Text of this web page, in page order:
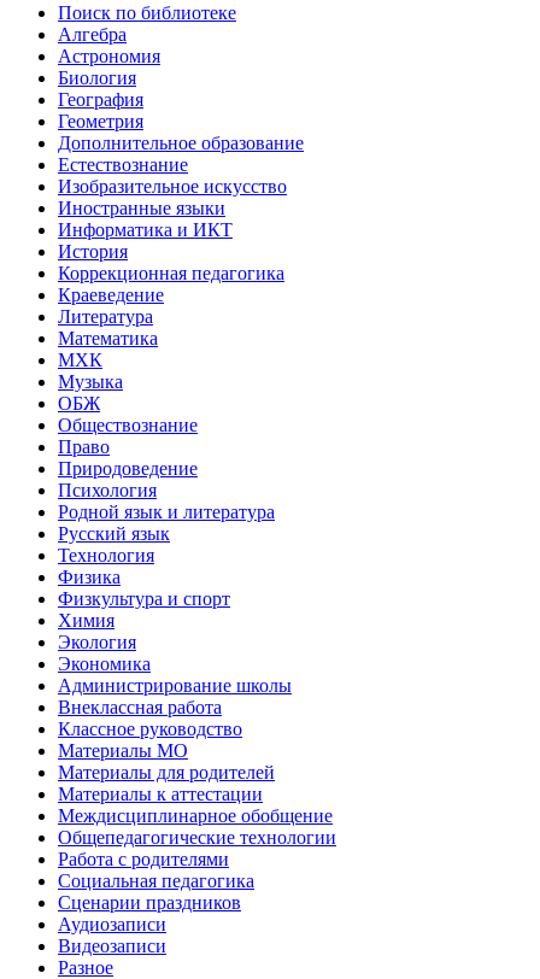
Поиск по библиотеке
Алгебра
Астрономия
Биология
География
Геометрия
Дополнительное образование
Естествознание
Изобразительное искусство
Иностранные языки
Информатика и ИКТ
История
Коррекционная педагогика
Краеведение
Литература
Математика
МХК
Музыка
ОБЖ
Обществознание
Право
Природоведение
Психология
Родной язык и литература
Русский язык
Технология
Физика
Физкультура и спорт
Химия
Экология
Экономика
Администрирование школы
Внеклассная работа
Классное руководство
Материалы МО
Материалы для родителей
Материалы к аттестации
Междисциплинарное обобщение
Общепедагогические технологии
Работа с родителями
Социальная педагогика
Сценарии праздников
Аудиозаписи
Видеозаписи
Разное